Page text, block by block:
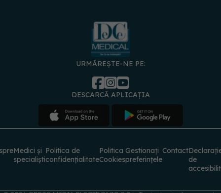
URMĂREȘTE-NE PE:
DESCARCĂ APLICAȚIA
Medici și
Politica de
Politica
Gestionați
Contact
© 2026 PRESS MEDIA ELECTRONIC S.R.L. Toate drepturile rezervate